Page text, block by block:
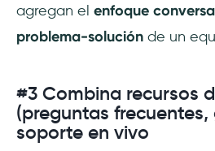
agregan el enfoque
problema-solución de un
#3 Combina recursos
(preguntas frecuentes,
soporte en vivo